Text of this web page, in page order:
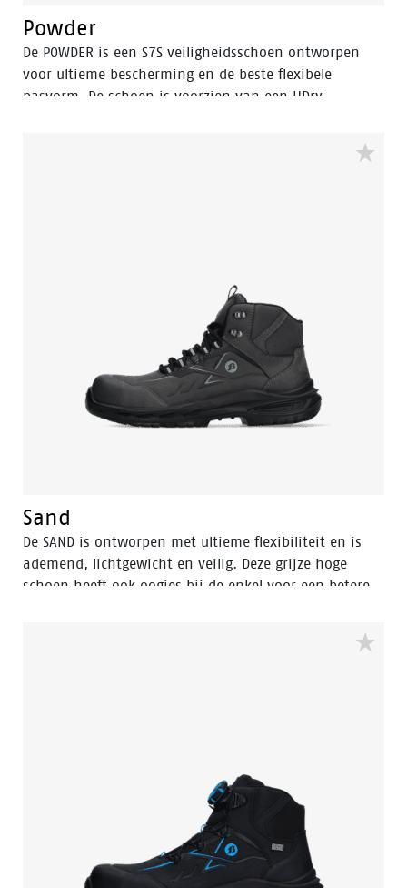
Powder
De POWDER is een S7S veiligheidsschoen ontworpen
voor ultieme bescherming en de beste flexibele
pasvorm. De schoen is voorzien van een HDry
Sand
De SAND is ontworpen met ultieme flexibiliteit en is
ademend, lichtgewicht en veilig. Deze grijze hoge
schoen heeft ook oogjes bij de enkel voor een betere